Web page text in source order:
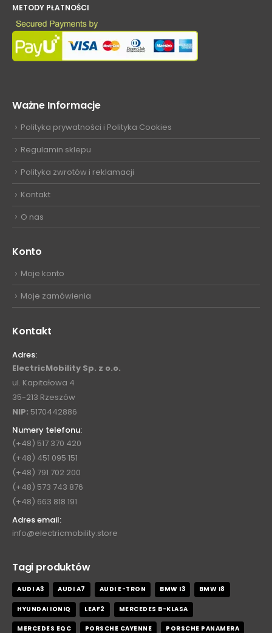
METODY PŁATNOŚCI
Ważne Informacje
Polityka prywatności i Polityka Cookies
Regulamin sklepu
Polityka zwrotów i reklamacji
Kontakt
O nas
Konto
Moje konto
Moje zamówienia
Kontakt
Adres:
ElectricMobility Sp. z o.o.
ul. Kapitałowa 4
35-213 Rzeszów
NIP: 5170442886
Numery telefonu:
(+48) 517 370 420
(+48) 451 095 151
(+48) 791 702 200
(+48) 573 743 876
(+48) 663 818 191
Adres email:
info@electricmobility.store
Tagi produktów
AUDI A3 AUDI A7 AUDI E-TRON BMW I3 BMW I8
HYUNDAI IONIQ LEAF2 MERCEDES B-KLASA
MERCEDES EQC PORSCHE CAYENNE PORSCHE PANAMERA